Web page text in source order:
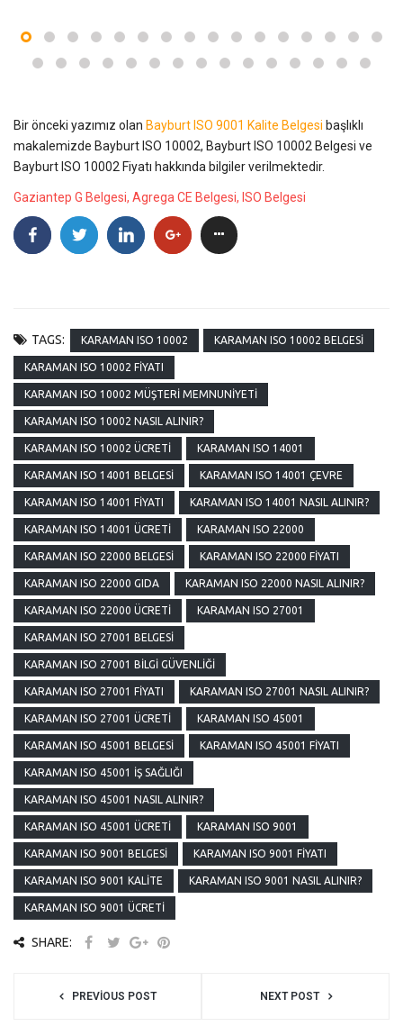
Bir önceki yazımız olan Bayburt ISO 9001 Kalite Belgesi başlıklı
makalemizde Bayburt ISO 10002, Bayburt ISO 10002 Belgesi ve
Bayburt ISO 10002 Fiyatı hakkında bilgiler verilmektedir.
Gaziantep G Belgesi, Agrega CE Belgesi, ISO Belgesi
TAGS: KARAMAN ISO 10002 KARAMAN ISO 10002 BELGESI
KARAMAN ISO 10002 FIYATI
KARAMAN ISO 10002 MÜŞTERI MEMNUNIYETI
KARAMAN ISO 10002 NASIL ALINIR?
KARAMAN ISO 10002 ÜCRETI KARAMAN ISO 14001
KARAMAN ISO 14001 BELGESI KARAMAN ISO 14001 ÇEVRE
KARAMAN ISO 14001 FIYATI KARAMAN ISO 14001 NASIL ALINIR?
KARAMAN ISO 14001 ÜCRETI KARAMAN ISO 22000
KARAMAN ISO 22000 BELGESI KARAMAN ISO 22000 FIYATI
KARAMAN ISO 22000 GIDA KARAMAN ISO 22000 NASIL ALINIR?
KARAMAN ISO 22000 ÜCRETI KARAMAN ISO 27001
KARAMAN ISO 27001 BELGESI
KARAMAN ISO 27001 BILGI GÜVENLIĞI
KARAMAN ISO 27001 FIYATI KARAMAN ISO 27001 NASIL ALINIR?
KARAMAN ISO 27001 ÜCRETI KARAMAN ISO 45001
KARAMAN ISO 45001 BELGESI KARAMAN ISO 45001 FIYATI
KARAMAN ISO 45001 İŞ SAĞLIĞI
KARAMAN ISO 45001 NASIL ALINIR?
KARAMAN ISO 45001 ÜCRETI KARAMAN ISO 9001
KARAMAN ISO 9001 BELGESI KARAMAN ISO 9001 FIYATI
KARAMAN ISO 9001 KALITE KARAMAN ISO 9001 NASIL ALINIR?
KARAMAN ISO 9001 ÜCRETI
SHARE:
PREVIOUS POST NEXT POST